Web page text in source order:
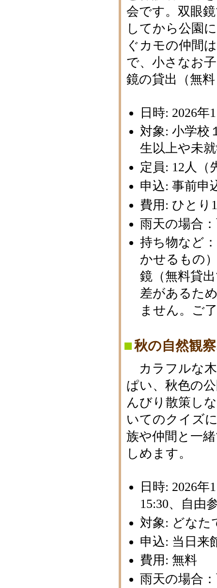
会です。双眼
してから公園
ぐカモの仲間
で、小さなお
鏡の貸出（無
日時: 2026
対象: 小学校
生以上や未
定員: 12人（
申込: 事前申
費用: ひとり
雨天の場合
持ち物など
かせるもの
鏡（無料貸
差があるた
ません。ご
秋の自然観
カラフルな
ぱい、秋色の
んびり散策し
いてのクイズ
族や仲間と一
しめます。
日時: 2026
15:30、自由
対象: どなた
申込: 当日来
費用: 無料
雨天の場合